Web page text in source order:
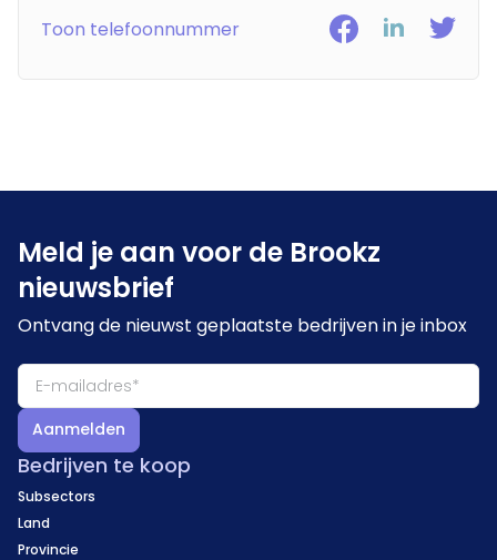
Toon telefoonnummer
Meld je aan voor de Brookz
nieuwsbrief
Ontvang de nieuwst geplaatste bedrijven in je inbox
Aanmelden
Bedrijven te koop
Subsectors
Land
Provincie